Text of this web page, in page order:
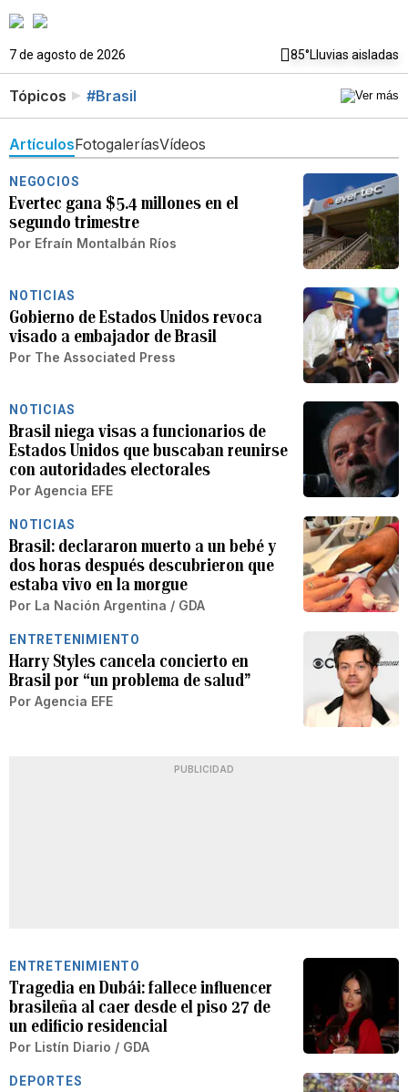
7 de agosto de 2026 85°Lluvias aisladas
Tópicos #Brasil
ArtículosFotogaleríasVídeos
NEGOCIOS
Evertec gana $5.4 millones en el
segundo trimestre
Por Efraín Montalbán Ríos
NOTICIAS
Gobierno de Estados Unidos revoca
visado a embajador de Brasil
Por The Associated Press
NOTICIAS
Brasil niega visas a funcionarios de
Estados Unidos que buscaban reunirse
con autoridades electorales
Por Agencia EFE
NOTICIAS
Brasil: declararon muerto a un bebé y
dos horas después descubrieron que
estaba vivo en la morgue
Por La Nación Argentina / GDA
ENTRETENIMIENTO
Harry Styles cancela concierto en
Brasil por “un problema de salud”
Por Agencia EFE
PUBLICIDAD
ENTRETENIMIENTO
Tragedia en Dubái: fallece influencer
brasileña al caer desde el piso 27 de
un edificio residencial
Por Listín Diario / GDA
DEPORTES